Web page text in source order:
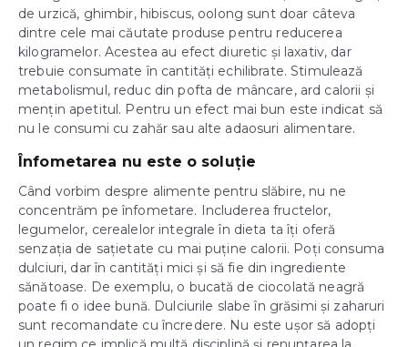
de urzică, ghimbir, hibiscus, oolong sunt doar câteva
dintre cele mai căutate produse pentru reducerea
kilogramelor. Acestea au efect diuretic și laxativ, dar
trebuie consumate în cantități echilibrate. Stimulează
metabolismul, reduc din pofta de mâncare, ard calorii și
mențin apetitul. Pentru un efect mai bun este indicat să
nu le consumi cu zahăr sau alte adaosuri alimentare.
Înfometarea nu este o soluție
Când vorbim despre alimente pentru slăbire, nu ne
concentrăm pe înfometare. Includerea fructelor,
legumelor, cerealelor integrale în dieta ta îți oferă
senzația de sațietate cu mai puține calorii. Poți consuma
dulciuri, dar în cantități mici și să fie din ingrediente
sănătoase. De exemplu, o bucată de ciocolată neagră
poate fi o idee bună. Dulciurile slabe în grăsimi și zaharuri
sunt recomandate cu încredere. Nu este ușor să adopți